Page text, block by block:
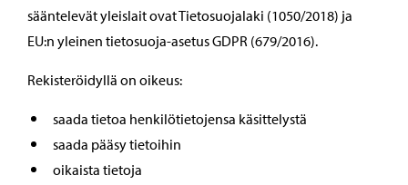
sääntelevät yleislait ovat Tietosuojalaki (1050/2018) ja
EU:n yleinen tietosuoja-asetus GDPR (679/2016).
Rekisteröidyllä on oikeus:
saada tietoa henkilötietojensa käsittelystä
saada pääsy tietoihin
oikaista tietoja